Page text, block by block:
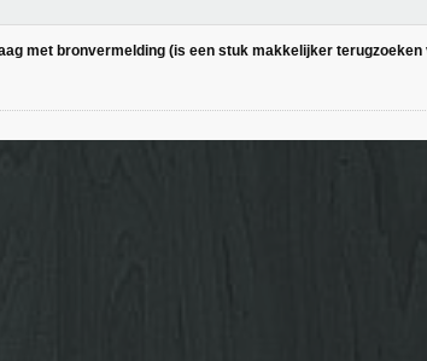
met bronvermelding (is een stuk makkelijker terugzoeken